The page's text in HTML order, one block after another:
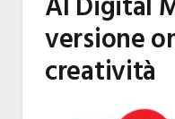
versione
creatività